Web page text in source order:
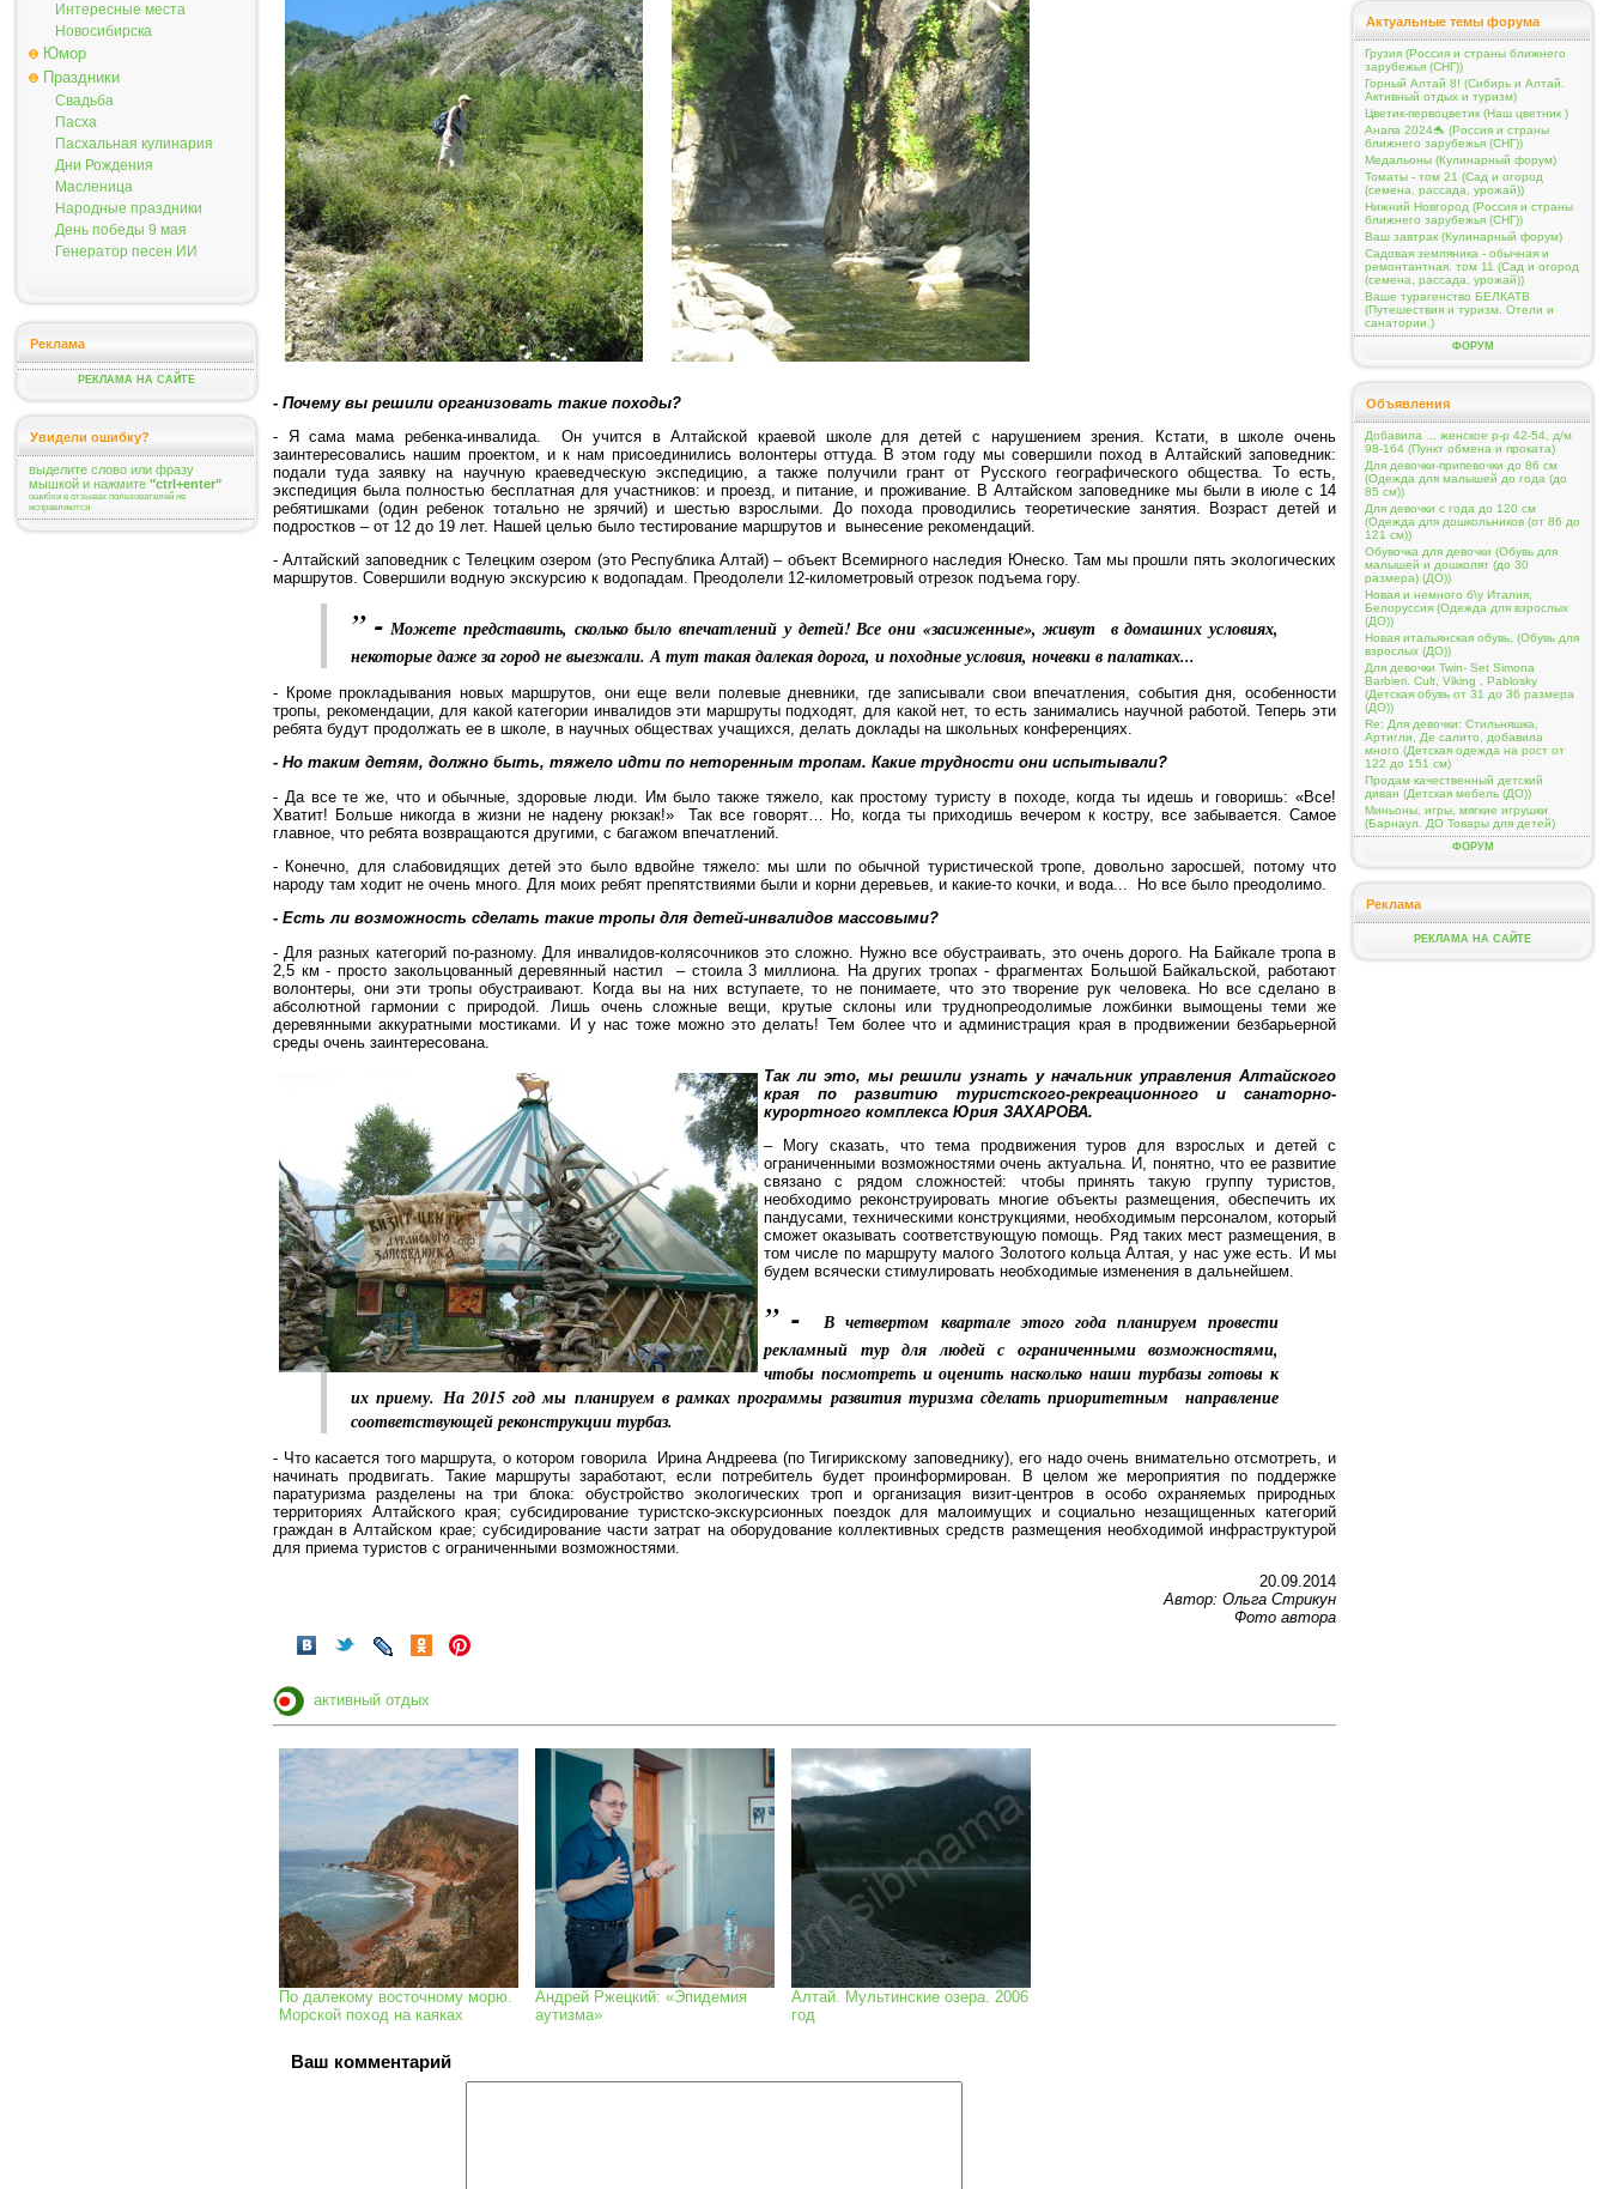
Интересные места
Новосибирска
Юмор
Праздники
Свадьба
Пасха
Пасхальная кулинария
Дни Рождения
Масленица
Народные праздники
День победы 9 мая
Генератор песен ИИ
Реклама
РЕКЛАМА НА САЙТЕ
Увидели ошибку?
выделите слово или фразу
мышкой и нажмите "ctrl+enter"
ошибки в отзывах пользователей не
исправляются
- Почему вы решили организовать такие походы?
- Я сама мама ребенка-инвалида. Он учится в Алтайской краевой школе для детей с нарушением зрения. Кстати, в школе очень
заинтересовались нашим проектом, и к нам присоединились волонтеры оттуда. В этом году мы совершили поход в Алтайский заповедник:
подали туда заявку на научную краеведческую экспедицию, а также получили грант от Русского географического общества. То есть,
экспедиция была полностью бесплатная для участников: и проезд, и питание, и проживание. В Алтайском заповеднике мы были в июле с 14
ребятишками (один ребенок тотально не зрячий) и шестью взрослыми. До похода проводились теоретические занятия. Возраст детей и
подростков – от 12 до 19 лет. Нашей целью было тестирование маршрутов и вынесение рекомендаций.
- Алтайский заповедник с Телецким озером (это Республика Алтай) – объект Всемирного наследия Юнеско. Там мы прошли пять экологических
маршрутов. Совершили водную экскурсию к водопадам. Преодолели 12-километровый отрезок подъема гору.
” - Можете представить, сколько было впечатлений у детей! Все они «засиженные», живут в домашних условиях,
некоторые даже за город не выезжали. А тут такая далекая дорога, и походные условия, ночевки в палатках...
- Кроме прокладывания новых маршрутов, они еще вели полевые дневники, где записывали свои впечатления, события дня, особенности
тропы, рекомендации, для какой категории инвалидов эти маршруты подходят, для какой нет, то есть занимались научной работой. Теперь эти
ребята будут продолжать ее в школе, в научных обществах учащихся, делать доклады на школьных конференциях.
- Но таким детям, должно быть, тяжело идти по неторенным тропам. Какие трудности они испытывали?
- Да все те же, что и обычные, здоровые люди. Им было также тяжело, как простому туристу в походе, когда ты идешь и говоришь: «Все!
Хватит! Больше никогда в жизни не надену рюкзак!» Так все говорят… Но, когда ты приходишь вечером к костру, все забывается. Самое
главное, что ребята возвращаются другими, с багажом впечатлений.
- Конечно, для слабовидящих детей это было вдвойне тяжело: мы шли по обычной туристической тропе, довольно заросшей, потому что
народу там ходит не очень много. Для моих ребят препятствиями были и корни деревьев, и какие-то кочки, и вода... Но все было преодолимо.
- Есть ли возможность сделать такие тропы для детей-инвалидов массовыми?
- Для разных категорий по-разному. Для инвалидов-колясочников это сложно. Нужно все обустраивать, это очень дорого. На Байкале тропа в
2,5 км - просто закольцованный деревянный настил – стоила 3 миллиона. На других тропах - фрагментах Большой Байкальской, работают
волонтеры, они эти тропы обустраивают. Когда вы на них вступаете, то не понимаете, что это творение рук человека. Но все сделано в
абсолютной гармонии с природой. Лишь очень сложные вещи, крутые склоны или труднопреодолимые ложбинки вымощены теми же
деревянными аккуратными мостиками. И у нас тоже можно это делать! Тем более что и администрация края в продвижении безбарьерной
среды очень заинтересована.
Так ли это, мы решили узнать у начальник управления Алтайского
края по развитию туристского-рекреационного и санаторно-
курортного комплекса Юрия ЗАХАРОВА.
– Могу сказать, что тема продвижения туров для взрослых и детей с
ограниченными возможностями очень актуальна. И, понятно, что ее развитие
связано с рядом сложностей: чтобы принять такую группу туристов,
необходимо реконструировать многие объекты размещения, обеспечить их
пандусами, техническими конструкциями, необходимым персоналом, который
сможет оказывать соответствующую помощь. Ряд таких мест размещения, в
том числе по маршруту малого Золотого кольца Алтая, у нас уже есть. И мы
будем всячески стимулировать необходимые изменения в дальнейшем.
” -
В четвертом квартале этого года планируем провести
рекламный тур для людей с ограниченными возможностями,
чтобы посмотреть и оценить насколько наши турбазы готовы к
их приему. На 2015 год мы планируем в рамках программы развития туризма сделать приоритетным направление
соответствующей реконструкции турбаз.
- Что касается того маршрута, о котором говорила Ирина Андреева (по Тигирикскому заповеднику), его надо очень внимательно отсмотреть, и
начинать продвигать. Такие маршруты заработают, если потребитель будет проинформирован. В целом же мероприятия по поддержке
паратуризма разделены на три блока: обустройство экологических троп и организация визит-центров в особо охраняемых природных
территориях Алтайского края; субсидирование туристско-экскурсионных поездок для малоимущих и социально незащищенных категорий
граждан в Алтайском крае; субсидирование части затрат на оборудование коллективных средств размещения необходимой инфраструктурой
для приема туристов с ограниченными возможностями.
20.09.2014
Автор: Ольга Стрикун
Фото автора
активный отдых
По далекому восточному морю.
Морской поход на каяках
Андрей Ржецкий: «Эпидемия
аутизма»
Алтай. Мультинские озера. 2006
год
Ваш комментарий
Актуальные темы форума
Грузия (Россия и страны ближнего
зарубежья (СНГ))
Горный Алтай 8! (Сибирь и Алтай.
Активный отдых и туризм)
Цветик-первоцветик (Наш цветник )
Анапа 2024🐬 (Россия и страны
ближнего зарубежья (СНГ))
Медальоны (Кулинарный форум)
Томаты - том 21 (Сад и огород
(семена, рассада, урожай))
Нижний Новгород (Россия и страны
ближнего зарубежья (СНГ))
Ваш завтрак (Кулинарный форум)
Садовая земляника - обычная и
ремонтантная. том 11 (Сад и огород
(семена, рассада, урожай))
Ваше турагенство БЕЛКАТВ
(Путешествия и туризм. Отели и
санатории.)
ФОРУМ
Объявления
Добавила ... женское р-р 42-54, д/м
98-164 (Пункт обмена и проката)
Для девочки-припевочки до 86 см
(Одежда для малышей до года (до
85 см))
Для девочки с года до 120 см
(Одежда для дошкольников (от 86 до
121 см))
Обувочка для девочки (Обувь для
малышей и дошколят (до 30
размера) (ДО))
Новая и немного б\у Италия,
Белоруссия (Одежда для взрослых
(ДО))
Новая итальянская обувь, (Обувь для
взрослых (ДО))
Для девочки Twin- Set Simona
Barbieri. Cult, Viking , Pablosky
(Детская обувь от 31 до 36 размера
(ДО))
Re: Для девочки: Стильняшка,
Артигли, Де салито, добавила
много (Детская одежда на рост от
122 до 151 см)
Продам качественный детский
диван (Детская мебель (ДО))
Миньоны, игры, мягкие игрушки
(Барнаул. ДО Товары для детей)
ФОРУМ
Реклама
РЕКЛАМА НА САЙТЕ